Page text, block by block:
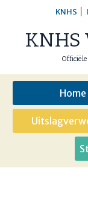
content
KNHS
Home